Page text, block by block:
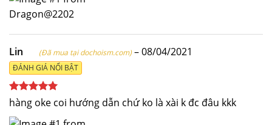
Lin (Đã mua tại dochoism.com) –08/04/2021
ĐÁNH GIÁ NỔI BẬT
Được xếp
hạng
sao
hàng oke coi hướng dẫn chứ ko là xài k đc đâu kkk